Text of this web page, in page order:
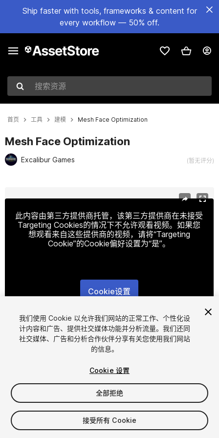
Ship faster with tools, frameworks & content for
every workflow — 50% off.
搜索资源
首页 工具 建模 Mesh Face Optimization
Mesh Face Optimization
Excalibur Games (暂无评分)
此内容由第三方提供商托管，该第三方提供商在未接受
Targeting Cookies的情况下不允许观看视频。如果您
想观看来自这些提供商的视频，请将“Targeting
Cookie”的Cookie偏好设置为“是”。
Cookie设置
1/17
$14.99
席位
我们使用 Cookie 以允许我们网站的正常工作、个性化设
计内容和广告、提供社交媒体功能并分析流量。我们还同
社交媒体、广告和分析合作伙伴分享有关您使用我们网站
的信息。
Cookie 设置
全部拒绝
接受所有 Cookie